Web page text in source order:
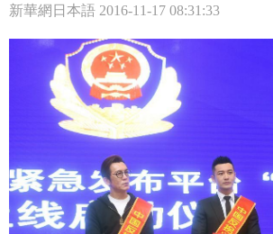
観光
中日対訳
新華網日本語 2016-11-17 08:31:33